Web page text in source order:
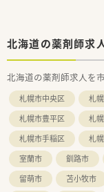
北海道の薬剤師求
北海道の薬剤師求人を
札幌市中央区 札
札幌市豊平区
札
札幌市手稲区
札
室蘭市
釧路市
留萌市
苫小牧市